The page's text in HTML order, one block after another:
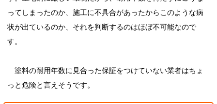
ってしまったのか、施工に不具合があったからこのような病
状が出ているのか、それを判断するのはほぼ不可能なので
す。
塗料の耐用年数に見合った保証をつけていない業者はちょ
っと危険と言えそうです。